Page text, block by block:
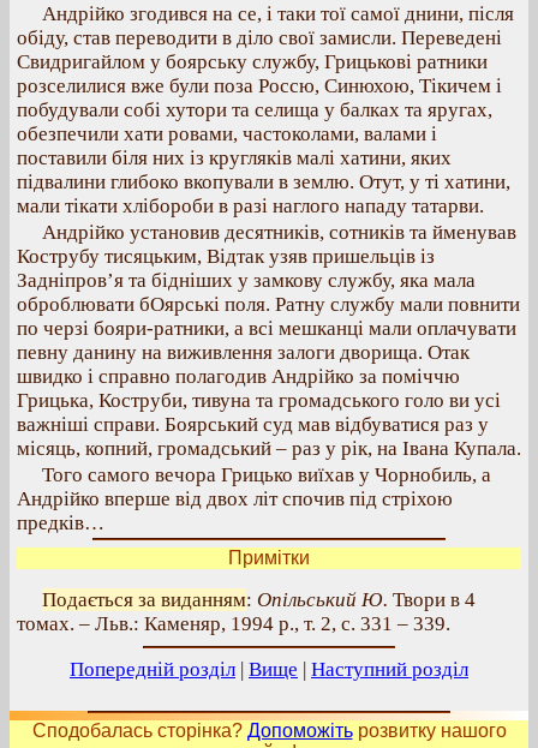
Андрійко згодився на се, і таки тої самої днини, після
обіду, став переводити в діло свої замисли. Переведені
Свидригайлом у боярську службу, Грицькові ратники
розселилися вже були поза Россю, Синюхою, Тікичем і
побудували собі хутори та селища у балках та яругах,
обезпечили хати ровами, частоколами, валами і
поставили біля них із кругляків малі хатини, яких
підвалини глибоко вкопували в землю. Отут, у ті хатини,
мали тікати хлібороби в разі наглого нападу татарви.
Андрійко установив десятників, сотників та йменував
Кострубу тисяцьким, Відтак узяв пришельців із
Задніпров’я та бідніших у замкову службу, яка мала
оброблювати бОярські поля. Ратну службу мали повнити
по черзі бояри-ратники, а всі мешканці мали оплачувати
певну данину на виживлення залоги дворища. Отак
швидко і справно полагодив Андрійко за поміччю
Грицька, Коструби, тивуна та громадського голо ви усі
важніші справи. Боярський суд мав відбуватися раз у
місяць, копний, громадський – раз у рік, на Івана Купала.
Того самого вечора Грицько виїхав у Чорнобиль, а
Андрійко вперше від двох літ спочив під стріхою
предків…
Примітки
Подається за виданням: Опільський Ю. Твори в 4
томах. – Льв.: Каменяр, 1994 р., т. 2, с. 331 – 339.
Попередній розділ | Вище | Наступний розділ
Сподобалась сторінка? Допоможітьрозвитку нашого